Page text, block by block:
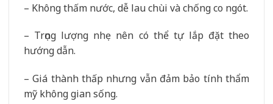
– Không thấm nước, dễ lau chùi và chống co ngót.
– Trọng lượng nhẹ nên có thể tự lắp đặt theo
hướng dẫn.
– Giá thành thấp nhưng vẫn đảm bảo tính thẩm
mỹ không gian sống.